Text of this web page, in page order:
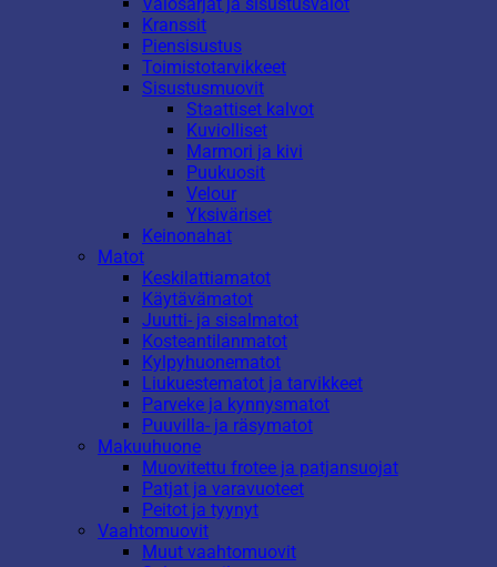
Kranssit
Piensisustus
Toimistotarvikkeet
Sisustusmuovit
Staattiset kalvot
Kuviolliset
Marmori ja kivi
Puukuosit
Velour
Yksiväriset
Keinonahat
Matot
Keskilattiamatot
Käytävämatot
Juutti- ja sisalmatot
Kosteantilanmatot
Kylpyhuonematot
Liukuestematot ja tarvikkeet
Parveke ja kynnysmatot
Puuvilla- ja räsymatot
Makuuhuone
Muovitettu frotee ja patjansuojat
Patjat ja varavuoteet
Peitot ja tyynyt
Vaahtomuovit
Muut vaahtomuovit